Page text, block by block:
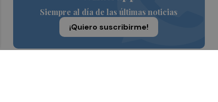
Siempre al día de las últimas noticias
¡Quiero suscribirme!